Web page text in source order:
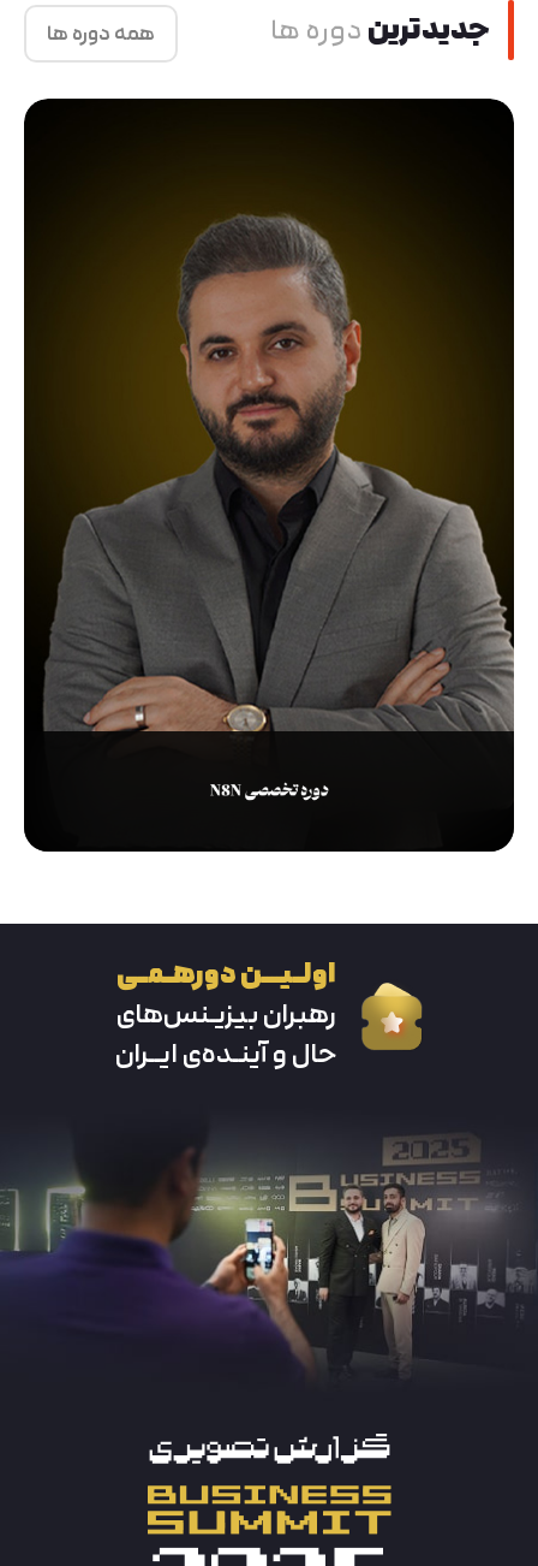
جدید‌تریندوره ها همه دوره ها
اولــیــــن دورهــمــی
رهبران بیزیـنس‌های
حال و آینـده‌ی ایــران